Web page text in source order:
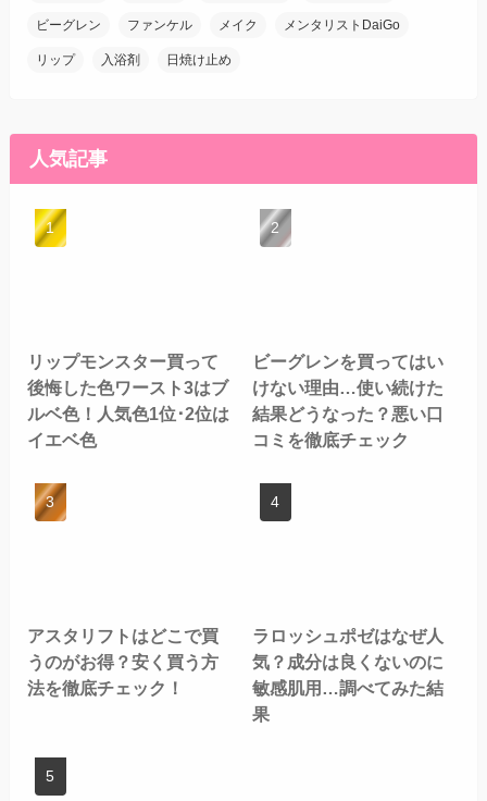
ビーグレン ファンケル メイク メンタリストDaiGo
リップ 入浴剤 日焼け止め
人気記事
リップモンスター買って
後悔した色ワースト3はブ
ルベ色！人気色1位･2位は
イエベ色
ビーグレンを買ってはい
けない理由…使い続けた
結果どうなった？悪い口
コミを徹底チェック
アスタリフトはどこで買
うのがお得？安く買う方
法を徹底チェック！
ラロッシュポゼはなぜ人
気？成分は良くないのに
敏感肌用…調べてみた結
果